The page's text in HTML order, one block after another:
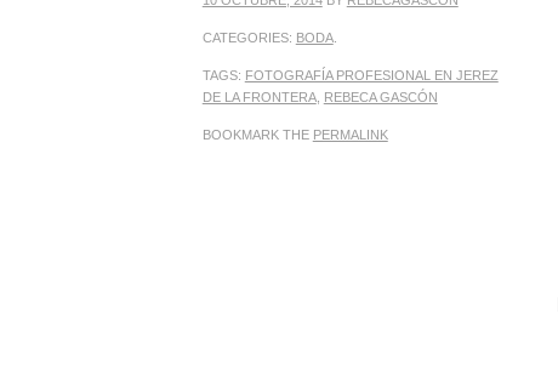
CATEGORIES: BODA.
TAGS: FOTOGRAFÍA PROFESIONAL EN JEREZ
DE LA FRONTERA, REBECA GASCÓN
BOOKMARK THE PERMALINK